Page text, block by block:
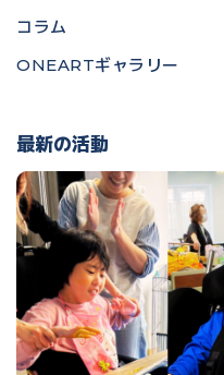
コラム
ONEARTギャラリー
最新の活動